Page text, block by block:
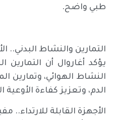
طبي واضح.
التمارين والنشاط البدني..
يؤكد أغاروال أن
النشاط الهوائي،
الدم، وتعزيز كفاءة الأوعية
الأجهزة القابلة للارتداء..